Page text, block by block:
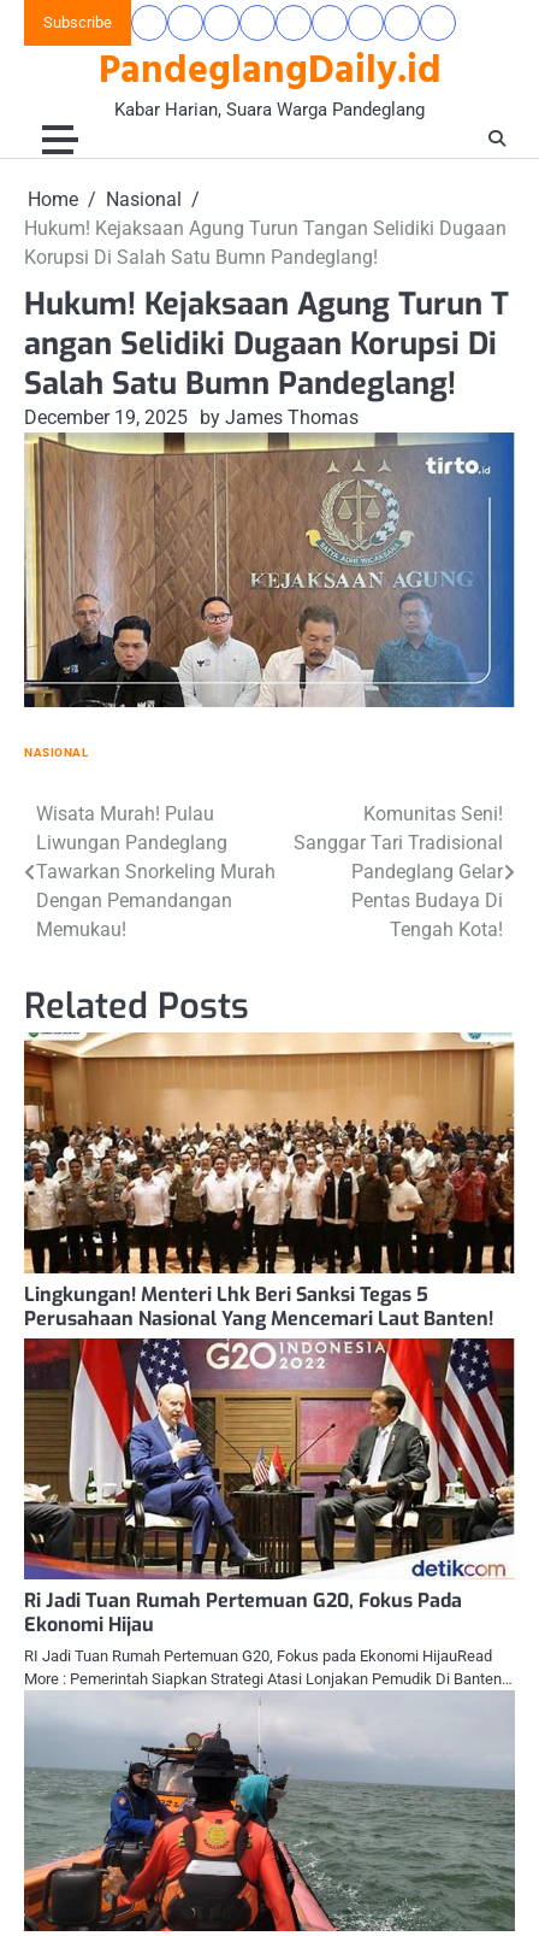
Subscribe
PandeglangDaily.id
Kabar Harian, Suara Warga Pandeglang
BerandaBanten
Raya
Gaya
Hidup
&
Komunitas
Hukum
Kriminal
Nasional
Opini
Wacana
Pandeglang
Today
Pendidikan
&
Kesehatan
Wisata
&
Home
Nasional
Hukum! Kejaksaan Agung Turun Tangan Selidiki Dugaan
Korupsi Di Salah Satu Bumn Pandeglang!
Hukum! Kejaksaan Agung Turun T
angan Selidiki Dugaan Korupsi Di
Salah Satu Bumn Pandeglang!
December 19, 2025 by James Thomas
NASIONAL
Post
navigation
Wisata Murah! Pulau
Liwungan Pandeglang
Tawarkan Snorkeling Murah
Dengan Pemandangan
Memukau!
Komunitas Seni!
Sanggar Tari Tradisional
Pandeglang Gelar
Pentas Budaya Di
Tengah Kota!
Related Posts
Lingkungan! Menteri Lhk Beri Sanksi Tegas 5
Perusahaan Nasional Yang Mencemari Laut Banten!
Ri Jadi Tuan Rumah Pertemuan G20, Fokus Pada
Ekonomi Hijau
RI Jadi Tuan Rumah Pertemuan G20, Fokus pada Ekonomi HijauRead
More : Pemerintah Siapkan Strategi Atasi Lonjakan Pemudik Di Banten…